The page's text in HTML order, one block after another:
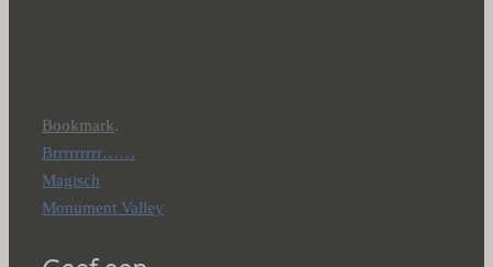
Bookmark.
Brrrrrrrrr……
Magisch
Monument Valley